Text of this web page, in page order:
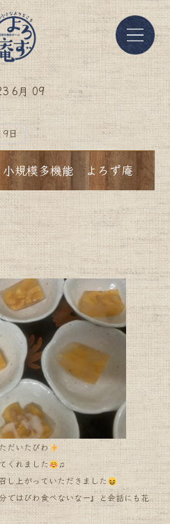
6月 09
9日
模多機能 よろず庵
だいたびわ
くれました
♫
し上がっていただきました
ではびわ食べないなー』と会話にも花